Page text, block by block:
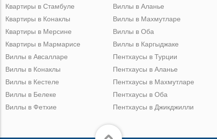
Квартиры в Стамбуле
Квартиры в Конаклы
Квартиры в Мерсине
Квартиры в Мармарисе
Виллы в Аланье
Виллы в Махмутларе
Виллы в Оба
Виллы в Каргыджаке
Виллы в Авсалларе
Виллы в Конаклы
Виллы в Кестеле
Виллы в Белеке
Виллы в Фетхие
Пентхаусы в Турции
Пентхаусы в Аланье
Пентхаусы в Махмутларе
Пентхаусы в Оба
Пентхаусы в Джикджилли